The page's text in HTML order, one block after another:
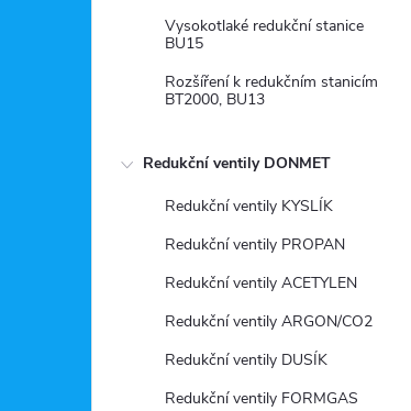
Vysokotlaké redukční stanice
BU15
Rozšíření k redukčním stanicím
BT2000, BU13
Redukční ventily DONMET
Redukční ventily KYSLÍK
Redukční ventily PROPAN
Redukční ventily ACETYLEN
Redukční ventily ARGON/CO2
Redukční ventily DUSÍK
Redukční ventily FORMGAS